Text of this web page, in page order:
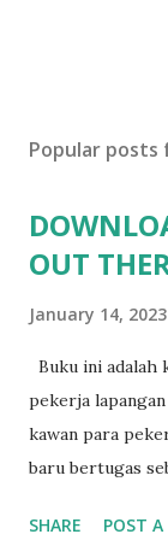
Popular
OUT
January 14, 2023
Buku ini adalah
pekerja
kawan para
baru bertugas
jurusan Teknik
SHARE POST